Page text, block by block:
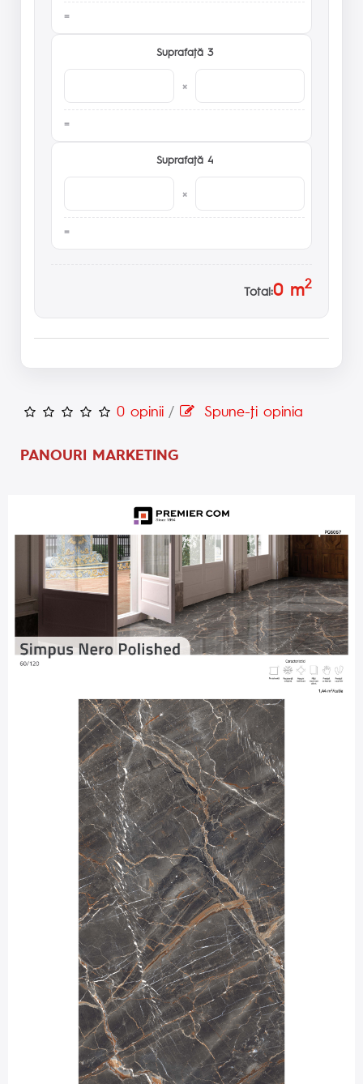
Suprafaţă 3
×
Suprafaţă 4
×
Total:0m2
0 opinii / Spune-ţi opinia
PANOURI MARKETING